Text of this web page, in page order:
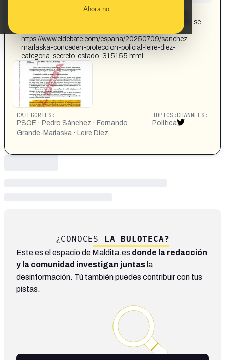
Ahora no
El Debate publica la orden por la cual la concesión de la
protección policial de Leire Díez, la "fontanera" del PSOE, se
https://www.eldebate.com/espana/20250709/sanchez-
marlaska-conceden-proteccion-policial-leire-diez-
categoria-secreto-estado_315155.html
CATEGORIES:
PSOE · Pedro Sánchez · Fernando
Grande-Marlaska · Leire Díez
TOPICS:
Política
CHANNELS:
¿CONOCES LA BULOTECA?
Este es el espacio de Maldita.es donde la redacción
y la comunidad investigan juntas la
desinformación. Tú también puedes contribuir con tus
pistas.